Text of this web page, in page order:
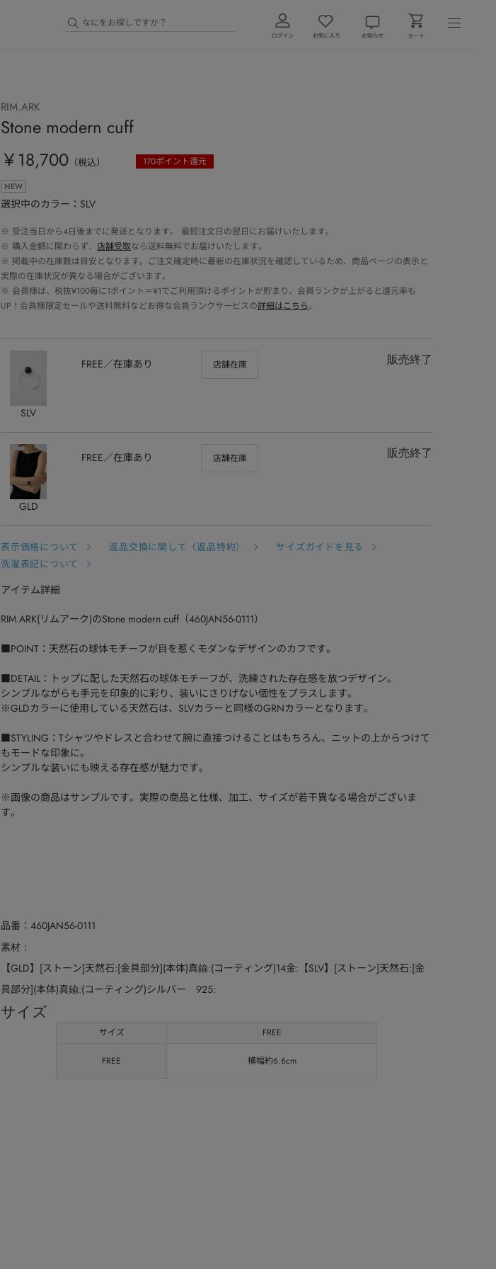
RIM.ARK
Stone modern cuff
￥18,700 （税込） 170ポイント還元
NEW
選択中のカラー：SLV
※ 受注当日から4日後までに発送となります。 最短注文日の翌日にお届けいたします。
※ 購入金額に関わらず、 店舗受取なら送料無料でお届けいたします。
※ 掲載中の在庫数は目安となります。ご注文確定時に最新の在庫状況を確認しているため、商品ページの表示と
実際の在庫状況が異なる場合がございます。
※ 会員様は、税抜¥100毎に1ポイント＝¥1でご利用頂けるポイントが貯まり、会員ランクが上がると還元率も
UP！会員様限定セールや送料無料などお得な会員ランクサービスの詳細はこちら。
SLV
FREE 在庫あり 店舗在庫 販売終了
GLD
FREE 在庫あり 店舗在庫 販売終了
表示価格について 返品交換に関して（返品特約）
サイズガイドを見る
洗濯表記について
アイテム詳細
RIM.ARK(リムアーク)のStone modern cuff（460JAN56-0111）
■POINT：天然石の球体モチーフが目を惹くモダンなデザインのカフです。
■DETAIL：トップに配した天然石の球体モチーフが、洗練された存在感を放つデザイン。
シンプルながらも手元を印象的に彩り、装いにさりげない個性をプラスします。
※GLDカラーに使用している天然石は、SLVカラーと同様のGRNカラーとなります。
■STYLING：Tシャツやドレスと合わせて腕に直接つけることはもちろん、ニットの上からつけて
もモードな印象に。
シンプルな装いにも映える存在感が魅力です。
※画像の商品はサンプルです。実際の商品と仕様、加工、サイズが若干異なる場合がございま
す。
品番 460JAN56-0111
素材
【GLD】[ストーン]天然石:[金具部分](本体)真鍮:(コーティング)14金:【SLV】[ストーン]天然石:[金
具部分](本体)真鍮:(コーティング)シルバー 925:
サイズ
サイズ FREE
FREE 横幅約6.6cm